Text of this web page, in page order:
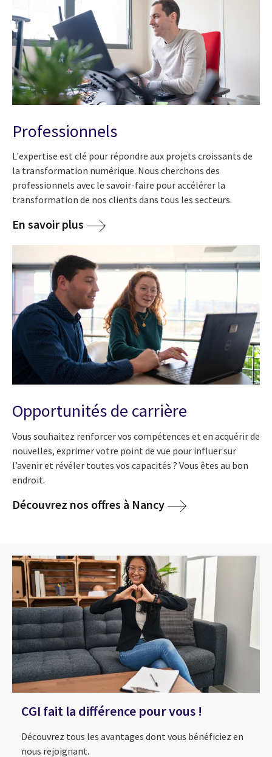
Professionnels
L'expertise est clé pour répondre aux projets croissants de
la transformation numérique. Nous cherchons des
professionnels avec le savoir-faire pour accélérer la
transformation de nos clients dans tous les secteurs.
En savoir plus
Opportunités de carrière
Vous souhaitez renforcer vos compétences et en acquérir de
nouvelles, exprimer votre point de vue pour influer sur
l’avenir et révéler toutes vos capacités ? Vous êtes au bon
endroit.
Découvrez nos offres à Nancy
CGI fait la différence pour vous !
Découvrez tous les avantages dont vous bénéficiez en
nous rejoignant.